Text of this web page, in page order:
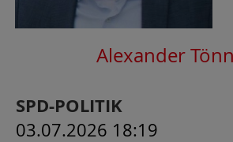
Alexander
SPD-POLITIK
03.07.2026 18:19